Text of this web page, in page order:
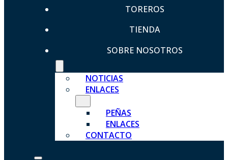
TOREROS
TIENDA
SOBRE NOSOTROS
NOTICIAS
ENLACES
PEÑAS
ENLACES
CONTACTO